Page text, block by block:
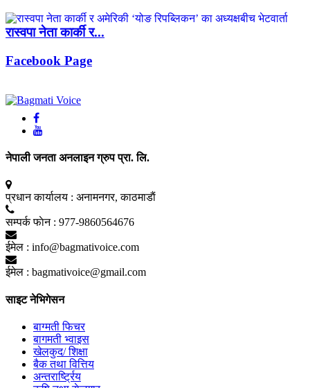
रास्वपा नेता कार्की र...
Facebook Page
नेपाली जनता अनलाइन ग्रुप प्रा. लि.
प्रधान कार्यालय : अनामनगर, काठमाडाैं
सम्पर्क फाेन : 977-9860564676
ईमेल : info@bagmativoice.com
ईमेल : bagmativoice@gmail.com
साइट नेभिगेसन
बाग्मती फिचर
बागमती भ्वाइस
खेलकुद/ शिक्षा
बैक तथा वित्तिय
अन्तरार्ष्ट्रिय